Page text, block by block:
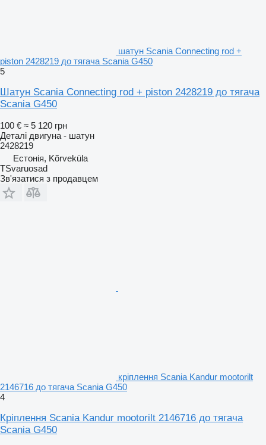
шатун Scania Connecting rod +
piston 2428219 до тягача Scania G450
5
Шатун Scania Connecting rod + piston 2428219 до тягача
Scania G450
100 € ≈ 5 120 грн
Деталі двигуна - шатун
2428219
Естонія, Kõrveküla
TSvaruosad
Зв'язатися з продавцем
кріплення Scania Kandur mootorilt
2146716 до тягача Scania G450
4
Кріплення Scania Kandur mootorilt 2146716 до тягача
Scania G450